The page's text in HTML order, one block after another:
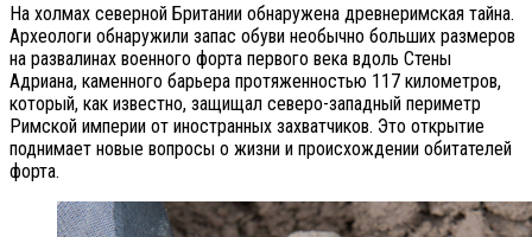
На холмах северной Британии обнаружена древнеримская тайна.
Археологи обнаружили запас обуви необычно больших размеров
на развалинах военного форта первого века вдоль Стены
Адриана, каменного барьера протяженностью 117 километров,
который, как известно, защищал северо-западный периметр
Римской империи от иностранных захватчиков. Это открытие
поднимает новые вопросы о жизни и происхождении обитателей
форта.